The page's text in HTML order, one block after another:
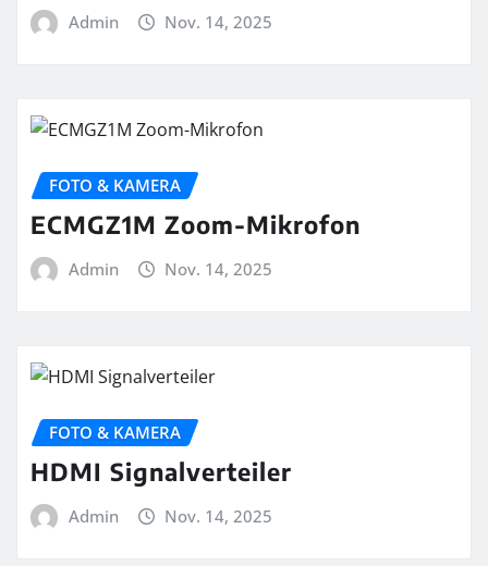
Admin Nov. 14, 2025
FOTO & KAMERA
ECMGZ1M Zoom-Mikrofon
Admin Nov. 14, 2025
FOTO & KAMERA
HDMI Signalverteiler
Admin Nov. 14, 2025